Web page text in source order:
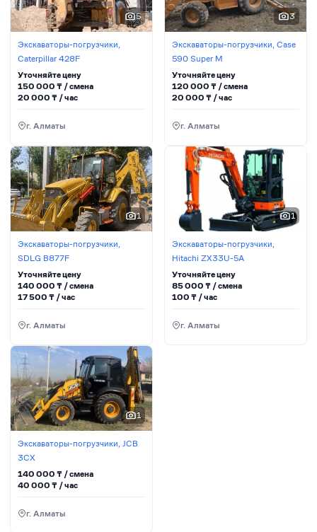
5
Экскаваторы-погрузчики,
Caterpillar 428F
Уточняйте цену
150 000 ₸ / сменa
20 000 ₸ / час
г. Алматы
3
Экскаваторы-погрузчики, Case
590 Super M
Уточняйте цену
120 000₸ / сменa
20 000₸ / час
г. Алматы
1
Экскаваторы-погрузчики,
SDLG B877F
Уточняйте цену
140 000 ₸ / сменa
17 500 ₸ / час
г. Алматы
1
Экскаваторы-погрузчики,
Hitachi ZX33U-5A
Уточняйте цену
85 000₸ / сменa
100₸ / час
г. Алматы
1
Экскаваторы-погрузчики, JCB
3CX
140 000 ₸ / сменa
40 000 ₸ / час
г. Алматы